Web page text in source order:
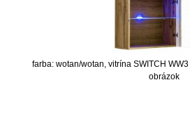
farba: wotan/wotan, vitrína SWITCH
obrázok